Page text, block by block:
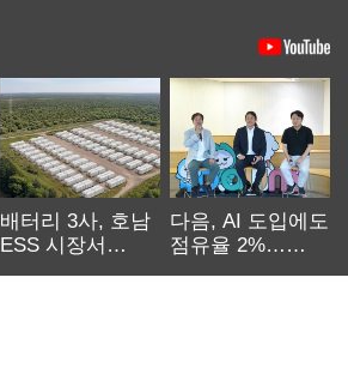
배터리 3사, 호남
ESS 시장서
다음, AI 도입에도
점유율 2%…